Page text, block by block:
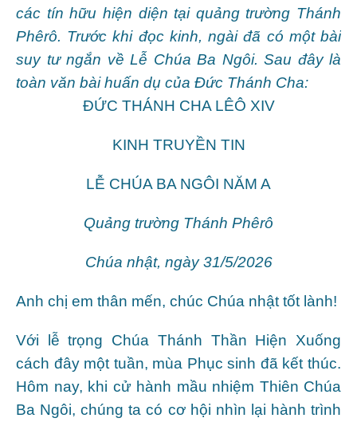
các tín hữu hiện diện tại quảng trường Thánh
Phêrô. Trước khi đọc kinh, ngài đã có một bài
suy tư ngắn về Lễ Chúa Ba Ngôi. Sau đây là
toàn văn bài huấn dụ của Đức Thánh Cha:
ĐỨC THÁNH CHA LÊÔ XIV
KINH TRUYỀN TIN
LỄ CHÚA BA NGÔI NĂM A
Quảng trường Thánh Phêrô
Chúa nhật, ngày 31/5/2026
Anh chị em thân mến, chúc Chúa nhật tốt lành!
Với lễ trọng Chúa Thánh Thần Hiện Xuống
cách đây một tuần, mùa Phục sinh đã kết thúc.
Hôm nay, khi cử hành mầu nhiệm Thiên Chúa
Ba Ngôi, chúng ta có cơ hội nhìn lại hành trình